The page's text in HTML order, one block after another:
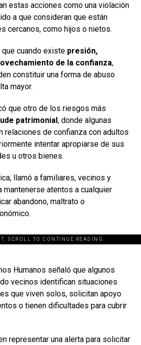
estas acciones como una violación
a que consideran que están
cercanos, como hijos o nietos.
cuando existe presión,
de la confianza,
constituir una forma de abuso
mayor.
que otro de los riesgos más
patrimonial , donde algunas
relaciones de confianza con adultos
intentar apropiarse de sus
u otros bienes.
llamó a familiares, vecinos y
mantenerse atentos a cualquier
abandono, maltrato o
SCROLL TO CONTINUE READING.
id="243463"]
Humanos señaló que algunos
vecinos identifican situaciones
que viven solos, solicitan apoyo
o tienen dificultades para cubrir
representar una alerta para solicitar